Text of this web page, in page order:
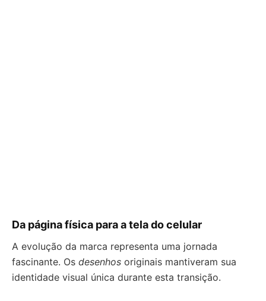
Da página física para a tela do celular
A evolução da marca representa uma jornada
fascinante. Os desenhos originais mantiveram sua
identidade visual única durante esta transição.